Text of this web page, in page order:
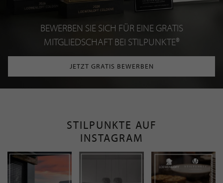
BEWERBEN SIE SICH FÜR EINE GRATIS
MITGLIEDSCHAFT BEI STILPUNKTE®
JETZT GRATIS BEWERBEN
STILPUNKTE AUF
INSTAGRAM